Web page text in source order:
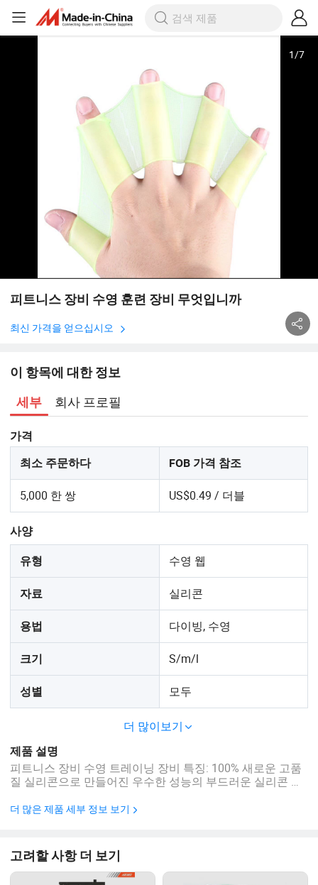
1/7
피트니스 장비 수영 훈련 장비 무엇입니까
최신 가격을 얻으십시오
이 항목에 대한 정보
세부 회사 프로필
가격
최소 주문하다 FOB 가격 참조
5,000 한 쌍 US$0.49 / 더블
사양
유형 수영 웹
자료 실리콘
용법 다이빙, 수영
크기 S/m/l
성별 모두
더 많이보기
제품 설명
피트니스 장비 수영 트레이닝 장비 특징: 100% 새로운 고품
질 실리콘으로 만들어진 우수한 성능의 부드러운 실리콘 재
절단, 유체역학적 형태, 재사용 가능한 디자인. 개구리처럼
로 만들어졌습니다. 사용 및 보관이 용이합니다. 이 웹 침대
수영 선수는 초보자의 필요를 충족한다. 수영 날개 수영 사
용: 수영, 서핑, 바디 서핑, 스쿠버 다이빙, 워터 ...
더 많은 제품 세부 정보 보기
고려할 사항 더 보기